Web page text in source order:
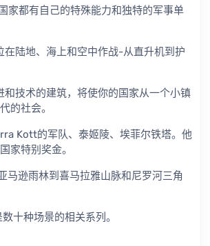
家都有自己的特殊能力和独特的军事单
在陆地、海上和空中作战-从直升机到护
和技术的建筑，将使你的国家从一个小镇
的社会。
Kott的军队、泰姬陵、埃菲尔铁塔。他
家特别奖金。
马逊雨林到喜马拉雅山脉和尼罗河三角
十种场景的相关系列。